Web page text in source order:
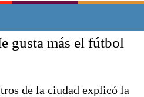
mundo
Olímpico
gusta más el fútbol
de la ciudad explicó la